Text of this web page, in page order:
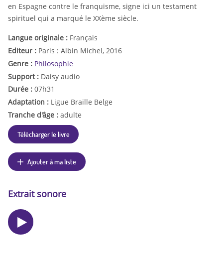
en Espagne contre le franquisme, signe ici un testament
spirituel qui a marqué le XXème siècle.
Langue originale : Français
Editeur : Paris : Albin Michel, 2016
Genre : Philosophie
Support : Daisy audio
Durée : 07h31
Adaptation : Ligue Braille Belge
Tranche d'âge : adulte
Télécharger le livre
Ajouter à ma liste
Extrait sonore